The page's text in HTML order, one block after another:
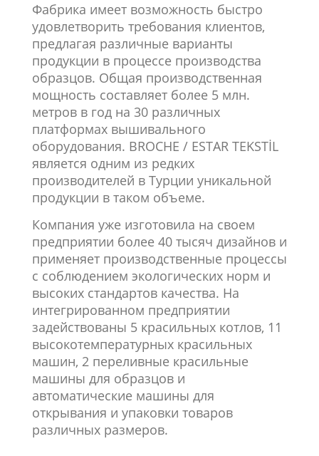
Фабрика имеет возможность быстро
удовлетворить требования клиентов,
предлагая различные варианты
продукции в процессе производства
образцов. Общая производственная
мощность составляет более 5 млн.
метров в год на 30 различных
платформах вышивального
оборудования. BROCHE / ESTAR TEKSTİL
является одним из редких
производителей в Турции уникальной
продукции в таком объеме.
Компания уже изготовила на своем
предприятии более 40 тысяч дизайнов и
применяет производственные процессы
с соблюдением экологических норм и
высоких стандартов качества. На
интегрированном предприятии
задействованы 5 красильных котлов, 11
высокотемпературных красильных
машин, 2 переливные красильные
машины для образцов и
автоматические машины для
открывания и упаковки товаров
различных размеров.